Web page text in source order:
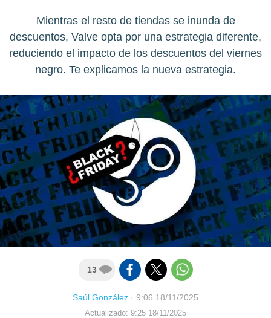
Mientras el resto de tiendas se inunda de
descuentos, Valve opta por una estrategia diferente,
reduciendo el impacto de los descuentos del viernes
negro. Te explicamos la nueva estrategia.
13
Saúl González · 9:06 18/11/2025
Actualizado: 9:25 18/11/2025